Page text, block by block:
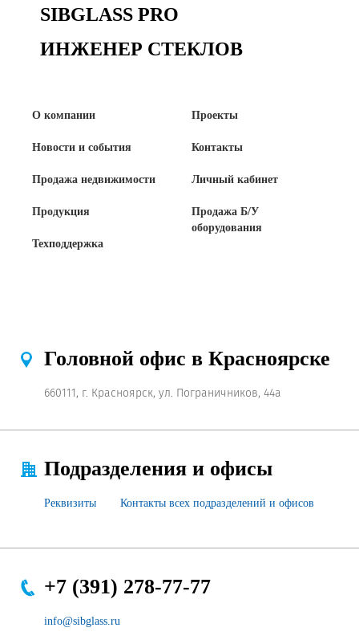
ГОСТы, ТУ и другая техническая документация
Проекты
+7 (391) 278-77-77
info@sibglass.ru
SIBGLASS PRO
ИНЖЕНЕР СТЕКЛОВ
О компании
Новости и события
Продажа недвижимости
Продукция
Техподдержка
Проекты
Контакты
Личный кабинет
Продажа Б/У
оборудования
Головной офис в Красноярске
660111, г. Красноярск, ул. Пограничников, 44а
Подразделения и офисы
Реквизиты Контакты всех подразделений и офисов
+7 (391) 278-77-77
info@sibglass.ru